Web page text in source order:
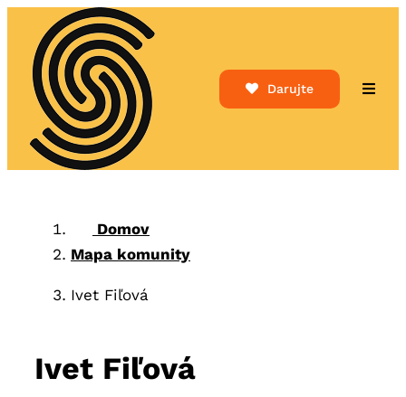
content
Toggle
Darujte
Domov
Mapa komunity
Ivet Fiľová
Ivet Fiľová